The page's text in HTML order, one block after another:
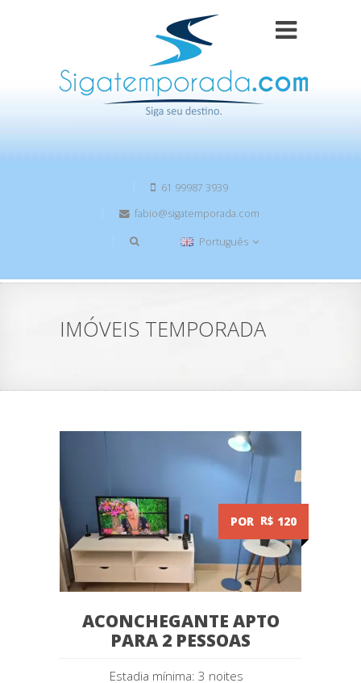
61 99987 3939
fabio@sigatemporada.com
Português
IMÓVEIS TEMPORADA
POR R$ 120
ACONCHEGANTE APTO
PARA 2 PESSOAS
Estadia mínima: 3 noites